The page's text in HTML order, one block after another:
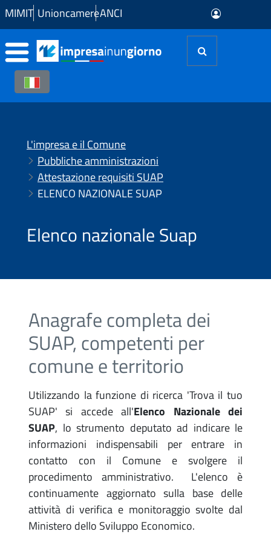
Skip to Main Content
MIMIT UnioncamereANCI
L'impresa e il Comune
Pubbliche amministrazioni
Attestazione requisiti SUAP
ELENCO NAZIONALE SUAP
Elenco nazionale Suap
Anagrafe completa dei
SUAP, competenti per
comune e territorio
Utilizzando la funzione di ricerca 'Trova il tuo
SUAP' si accede all'Elenco Nazionale dei
SUAP, lo strumento deputato ad indicare le
informazioni indispensabili per entrare in
contatto con il Comune e svolgere il
procedimento amministrativo. L'elenco è
continuamente aggiornato sulla base delle
attività di verifica e monitoraggio svolte dal
Ministero dello Sviluppo Economico.